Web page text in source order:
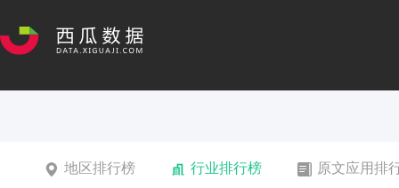
地区排行榜 行业排行榜 原文应用排